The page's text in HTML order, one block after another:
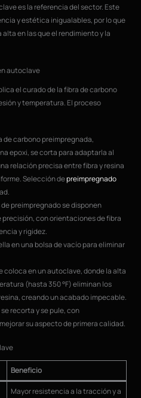
es la referencia del sector. Este
y estética inigualables, por lo que
en las que el rendimiento y la
autoclave
el curado de la fibra de carbono
y temperatura. El proceso
de carbono preimpregnada,
epoxi, se corta para adaptarla al
relación precisa entre fibra y resina
Selección depreimpregnado
preimpregnado se disponen
con orientaciones de fibra
y rigidez.
en una bolsa de vacío para eliminar
coloca en un autoclave, donde la alta
(hasta 350 °F) eliminan los
creando un acabado impecable.
recorta y se pule, con
su aspecto de primera calidad.
Beneficio
Mayor resistencia a la tracción y a